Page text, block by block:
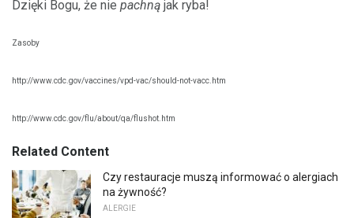
Dzięki Bogu, że nie pachną jak ryba!
Zasoby
http://www.cdc.gov/vaccines/vpd-vac/should-not-vacc.htm
http://www.cdc.gov/flu/about/qa/flushot.htm
Related Content
Czy restauracje muszą informować o alergiach
na żywność?
ALERGIE